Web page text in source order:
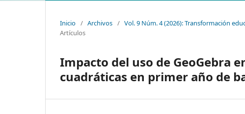
Inicio / Archivos / Vol. 9 Núm. 4 (2026): Transformación
Artículos
Impacto del uso de GeoGebra
cuadráticas en primer año de